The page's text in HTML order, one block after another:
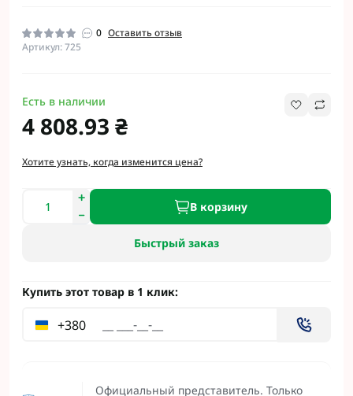
0 Оставить отзыв
Артикул: 725
Официальный представитель. Только
Есть в наличии
4 808.93 ₴
Хотите узнать, когда изменится цена?
В корзину
Быстрый заказ
Купить этот товар в 1 клик:
+380